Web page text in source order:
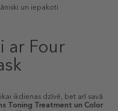
un iepakoti
ar Four
ikdienas dzīvē, bet arī savā
Toning Treatment un Color